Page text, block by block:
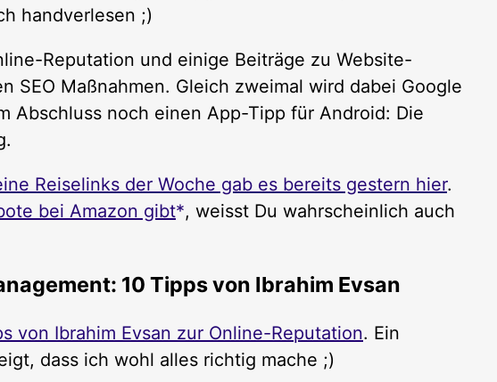
handverlesen ;)
Reputation und einige Beiträge zu Website-
SEO Maßnahmen. Gleich zweimal wird dabei Google
Abschluss noch einen App-Tipp für Android: Die
Reiselinks der Woche gab es bereits gestern hier.
bei Amazon gibt , weisst Du wahrscheinlich auch
10 Tipps von Ibrahim Evsan
von Ibrahim Evsan zur Online-Reputation. Ein
dass ich wohl alles richtig mache ;)